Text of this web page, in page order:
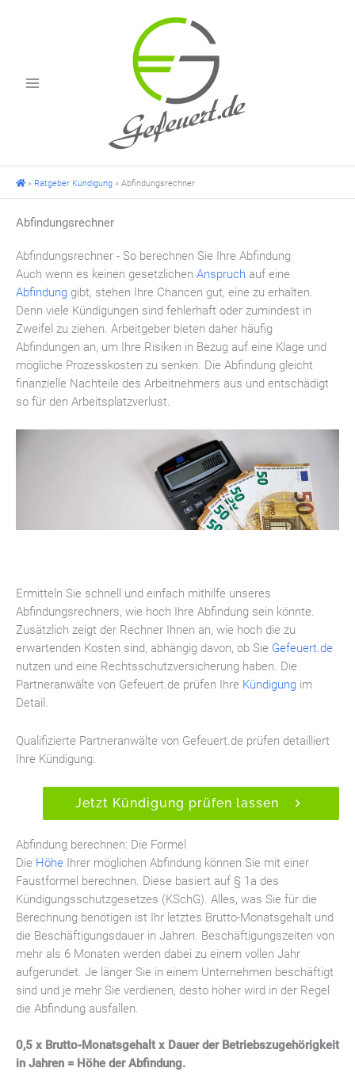
» Ratgeber Kündigung » Abfindungsrechner
Abfindungsrechner
Abfindungsrechner - So berechnen Sie Ihre Abfindung
Auch wenn es keinen gesetzlichen Anspruch auf eine
Abfindung gibt, stehen Ihre Chancen gut, eine zu erhalten.
Denn viele Kündigungen sind fehlerhaft oder zumindest in
Zweifel zu ziehen. Arbeitgeber bieten daher häufig
Abfindungen an, um Ihre Risiken in Bezug auf eine Klage und
mögliche Prozesskosten zu senken. Die Abfindung gleicht
finanzielle Nachteile des Arbeitnehmers aus und entschädigt
so für den Arbeitsplatzverlust.
Ermitteln Sie schnell und einfach mithilfe unseres
Abfindungsrechners, wie hoch Ihre Abfindung sein könnte.
Zusätzlich zeigt der Rechner Ihnen an, wie hoch die zu
erwartenden Kosten sind, abhängig davon, ob Sie Gefeuert.de
nutzen und eine Rechtsschutzversicherung haben. Die
Partneranwälte von Gefeuert.de prüfen Ihre Kündigung im
Detail.
Qualifizierte Partneranwälte von Gefeuert.de prüfen detailliert
Ihre Kündigung.
Jetzt Kündigung prüfen lassen
Abfindung berechnen: Die Formel
Die Höhe Ihrer möglichen Abfindung können Sie mit einer
Faustformel berechnen. Diese basiert auf § 1a des
Kündigungsschutzgesetzes (KSchG). Alles, was Sie für die
Berechnung benötigen ist Ihr letztes Brutto-Monatsgehalt und
die Beschäftigungsdauer in Jahren. Beschäftigungszeiten von
mehr als 6 Monaten werden dabei zu einem vollen Jahr
aufgerundet. Je länger Sie in einem Unternehmen beschäftigt
sind und je mehr Sie verdienen, desto höher wird in der Regel
die Abfindung ausfallen.
0,5 x Brutto-Monatsgehalt x Dauer der Betriebszugehörigkeit
in Jahren = Höhe der Abfindung.